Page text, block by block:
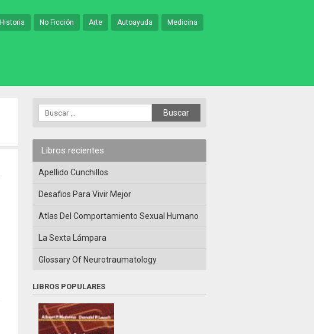
Historia No Ficción Arte Autoayuda Medicina
Libros recientes
Apellido Cunchillos
Desafios Para Vivir Mejor
Atlas Del Comportamiento Sexual Humano
La Sexta Lámpara
Glossary Of Neurotraumatology
LIBROS POPULARES